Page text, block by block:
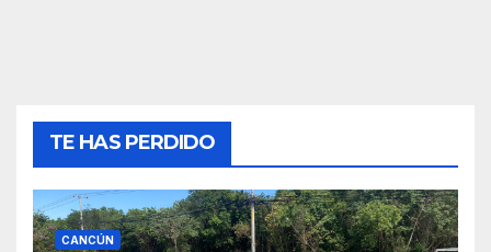
TE HAS PERDIDO
CANCÚN